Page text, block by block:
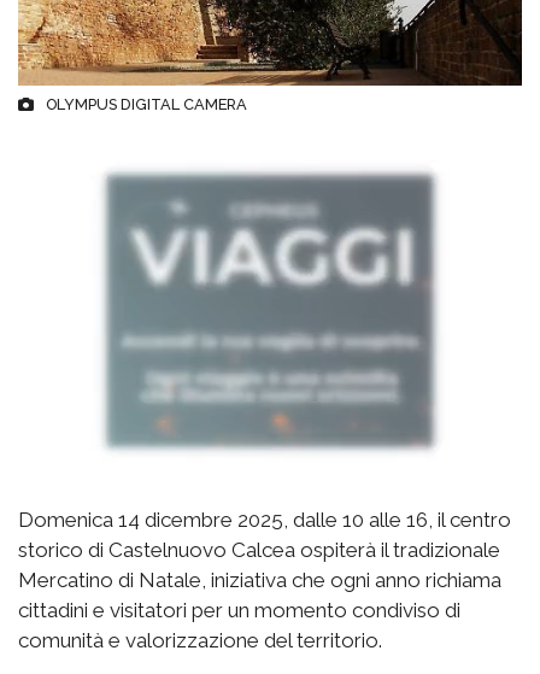
OLYMPUS DIGITAL CAMERA
Domenica 14 dicembre 2025, dalle 10 alle 16, il centro
storico di Castelnuovo Calcea ospiterà il tradizionale
Mercatino di Natale, iniziativa che ogni anno richiama
cittadini e visitatori per un momento condiviso di
comunità e valorizzazione del territorio.